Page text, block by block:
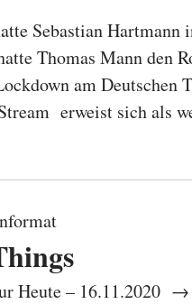
Sebastian
Thomas Mann den
am Deutschen
erweist sich als
Heute – 16.11.2020 →